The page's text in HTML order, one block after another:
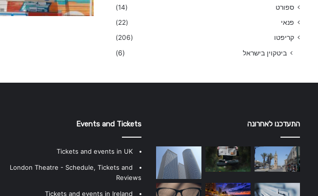
ספורט
(14)
פנאי
(22)
קריפטו
(206)
ביטקוין בישראל (6)
התעדכנו לאחרונה Events and Tickets
Tickets and events in UK
London Theatre - Schedule, Tickets and
Reviews
Tickets and events in Ireland